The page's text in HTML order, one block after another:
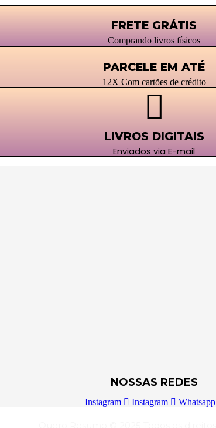
FRETE GRÁTIS
Comprando livros físicos
PARCELE EM ATÉ
12X Com cartões de crédito
LIVROS DIGITAIS
Enviados via E-mail
NOSSAS REDES
Instagram Instagram Whatsapp